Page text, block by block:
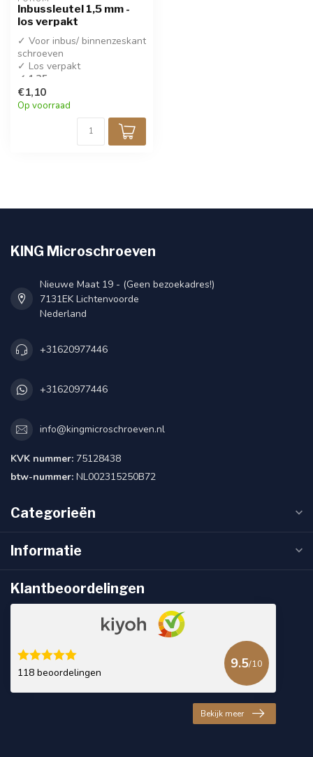
Inbussleutel 1,5 mm -
los verpakt
✓ Voor inbus/ binnenzeskant
schroeven
✓ Los verpakt
✓ 1,35 mm
✓ Koop 5 stuks en ontvang
€1,10
Op voorraad
KING Microschroeven
Nieuwe Maat 19 - (Geen bezoekadres!)
7131EK Lichtenvoorde
Nederland
+31620977446
+31620977446
info@kingmicroschroeven.nl
KVK nummer: 75128438
btw-nummer: NL002315250B72
Categorieën
Informatie
Klantbeoordelingen
118 beoordelingen
9.5/10
Bekijk meer